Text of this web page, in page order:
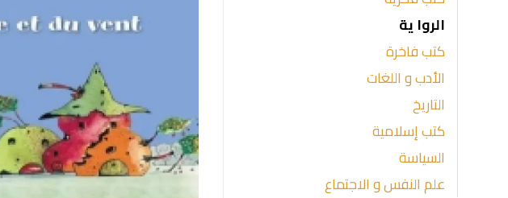
الروا ية
كتب فاخرة
الأدب و اللغات
التاريخ
كتب إسلامية
السياسة
علم النفس و الاجتماع